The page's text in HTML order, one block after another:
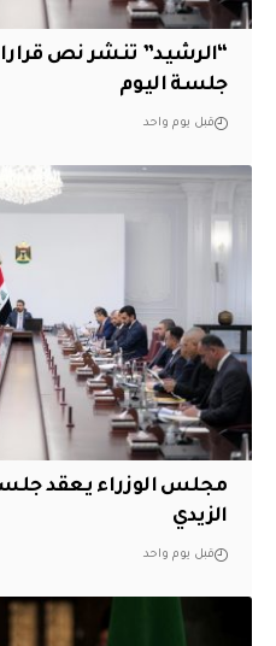
“الرشيد” تنشر نص
جلسة اليوم
قبل يوم واحد
مجلس الوزراء يعقد
الزيدي
قبل يوم واحد